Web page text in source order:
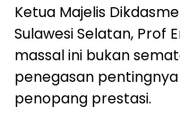
Ketua Majelis
Sulawesi Selatan, Prof
massal ini bukan
penegasan
penopang prestasi.